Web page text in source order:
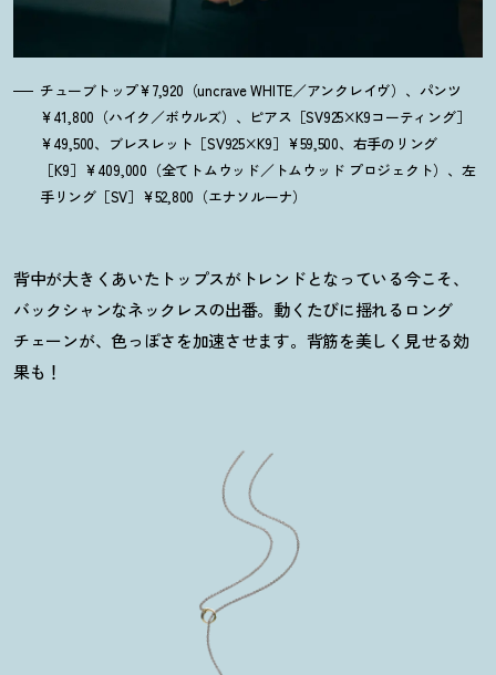
チューブトップ¥7,920（uncrave WHITE／アンクレイヴ）、パンツ
¥41,800（ハイク／ボウルズ）、ピアス［SV925×K9コーティング］
¥49,500、ブレスレット［SV925×K9］¥59,500、右手のリング
［K9］¥409,000（全てトムウッド／トムウッド プロジェクト）、左
手リング［SV］¥52,800（エナソルーナ）
背中が大きくあいたトップスがトレンドとなっている今こそ、
バックシャンなネックレスの出番。動くたびに揺れるロング
チェーンが、色っぽさを加速させます。背筋を美しく見せる効
果も ！